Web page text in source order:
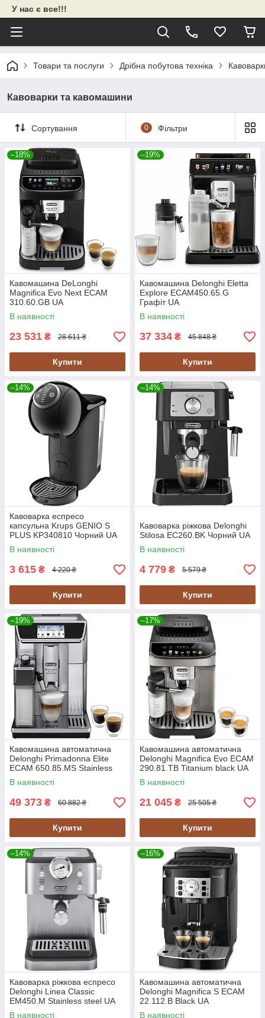
У нас є все!!!
Товари та послуги Дрібна побутова техніка
Кавоварки та кавомашини
Сортування 0 Фільтри
–18%
Кавомашина DeLonghi
Magnifica Evo Next ECAM
310.60.GB UA
В наявності
23 531 ₴ 28 611 ₴
Купити
–19%
Кавомашина Delonghi Eletta
Explore ECAM450.65.G
Графіт UA
В наявності
37 334 ₴ 45 848 ₴
Купити
–14%
Кавоварка еспресо
капсульна Krups GENIO S
PLUS KP340810 Чорний UA
В наявності
3 615 ₴ 4 220 ₴
Купити
–14%
Кавоварка ріжкова Delonghi
Stilosa EC260.BK Чорний UA
В наявності
4 779 ₴ 5 579 ₴
Купити
–19%
Кавомашина автоматична
Delonghi Primadonna Elite
ECAM 650.85.MS Stainless
steel/black UA
В наявності
49 373 ₴ 60 882 ₴
Купити
–17%
Кавомашина автоматична
Delonghi Magnifica Evo ECAM
290.81.TB Titanium black UA
В наявності
21 045 ₴ 25 505 ₴
Купити
–14%
Кавоварка ріжкова еспресо
Delonghi Linea Classic
EM450.M Stainless steel UA
В наявності
–16%
Кавомашина автоматична
Delonghi Magnifica S ECAM
22.112.B Black UA
В наявності